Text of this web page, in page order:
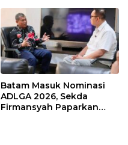
Batam Masuk Nominasi
ADLGA 2026, Sekda
Firmansyah Paparkan